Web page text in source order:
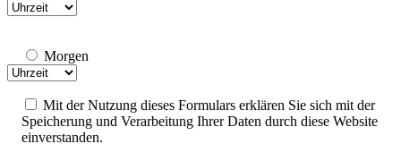
Morgen
Mit der Nutzung dieses Formulars erklären Sie sich mit der
Speicherung und Verarbeitung Ihrer Daten durch diese Website
einverstanden.